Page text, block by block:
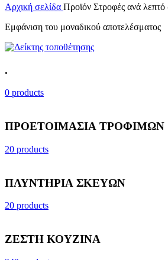
Αρχική σελίδα Προϊόν Στροφές ανά
Εμφάνιση του μοναδικού αποτελέσματος
.
0 products
ΠΡΟΕΤΟΙΜΑΣΙΑ ΤΡΟΦΙΜΩΝ
20 products
ΠΛΥΝΤΗΡΙΑ ΣΚΕΥΩΝ
20 products
ΖΕΣΤΗ ΚΟΥΖΙΝΑ